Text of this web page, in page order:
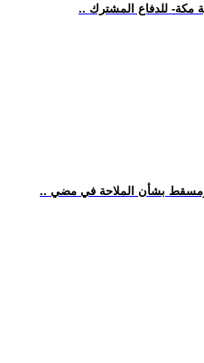
ومسقط بشأن الملاحة في مضي